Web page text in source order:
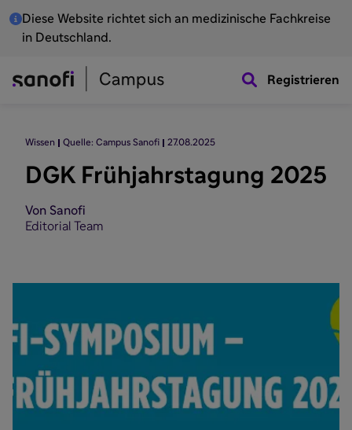
Diese Website richtet sich an medizinische Fachkreise
in Deutschland.
Registrieren
Wissen Quelle: Campus Sanofi 27.08.2025
DGK Frühjahrstagung 2025
Von Sanofi
Editorial Team